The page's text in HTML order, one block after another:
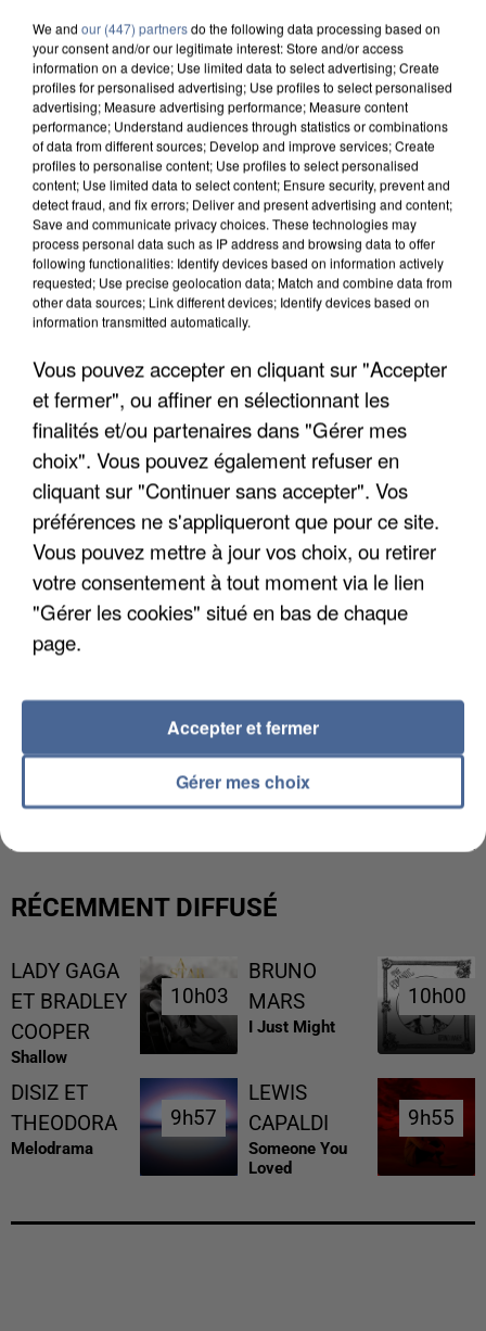
DE FAUNE SAUVAGE SONT...
MAFIA INTERPELLÉ EN ALGÉRIE
RÉCEMMENT DIFFUSÉ
LADY GAGA
ET BRADLEY
COOPER
Shallow
10h03
10h03
BRUNO
MARS
I Just Might
10h00
10h00
DISIZ ET
THEODORA
Melodrama
9h57
9h57
LEWIS
CAPALDI
Someone You
Loved
9h55
9h55
We and our (447) partnersdo the following data processing based on
your consent and/or our legitimate interest: Store and/or access
information on a device; Use limited data to select advertising; Create
profiles for personalised advertising; Use profiles to select personalised
advertising; Measure advertising performance; Measure content
performance; Understand audiences through statistics or combinations
of data from different sources; Develop and improve services; Create
profiles to personalise content; Use profiles to select personalised
content; Use limited data to select content; Ensure security, prevent and
detect fraud, and fix errors; Deliver and present advertising and content;
Save and communicate privacy choices. These technologies may
process personal data such as IP address and browsing data to offer
following functionalities: Identify devices based on information actively
requested; Use precise geolocation data; Match and combine data from
other data sources; Link different devices; Identify devices based on
information transmitted automatically.
Vous pouvez accepter en cliquant sur "Accepter
et fermer", ou affiner en sélectionnant les
finalités et/ou partenaires dans "Gérer mes
choix". Vous pouvez également refuser en
cliquant sur "Continuer sans accepter". Vos
préférences ne s'appliqueront que pour ce site.
Vous pouvez mettre à jour vos choix, ou retirer
votre consentement à tout moment via le lien
"Gérer les cookies" situé en bas de chaque
page.
Gérer mes choix
Accepter et fermer